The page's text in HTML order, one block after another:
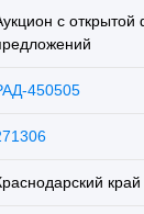
с
450505
край